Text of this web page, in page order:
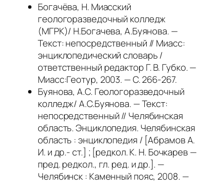
Богачёва, Н. Миасский
геологоразведочный колледж
(МГРК)/ Н.Богачева, А.Буянова. —
Текст: непосредственный // Миасс:
энциклопедический словарь /
ответственный редактор Г. В. Губко. —
Миасс:Геотур, 2003. — С. 266-267.
Буянова, А.С. Геологоразведочный
колледж/ А.С.Буянова. — Текст:
непосредственный // Челябинская
область. Энциклопедия. Челябинская
область : энциклопедия / [Абрамов А.
И. и др.- ст.] ; [редкол. К. Н. Бочкарев —
пред. редкол., гл. ред. и др.]. —
Челябинск : Каменный пояс, 2008. —